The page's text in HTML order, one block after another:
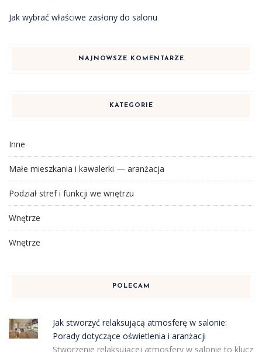
Jak wybrać właściwe zasłony do salonu
NAJNOWSZE KOMENTARZE
KATEGORIE
Inne
Małe mieszkania i kawalerki — aranżacja
Podział stref i funkcji we wnętrzu
Wnętrze
Wnętrze
POLECAM
Jak stworzyć relaksującą atmosferę w salonie:
Porady dotyczące oświetlenia i aranżacji
Stworzenie relaksującej atmosfery w salonie to klucz